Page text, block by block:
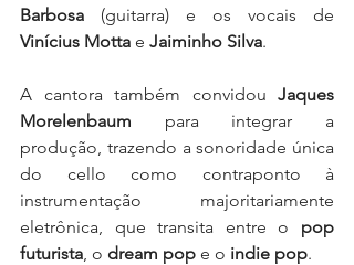
Barbosa
Vinícius Motta e Jaiminho Silva.
A cantora também convidou Jaques
Morelenbaum para integrar a
produção, trazendo a sonoridade única
do cello como contraponto à
instrumentação majoritariamente
eletrônica, que transita entre o pop
futurista, o dream pop e o indie pop.